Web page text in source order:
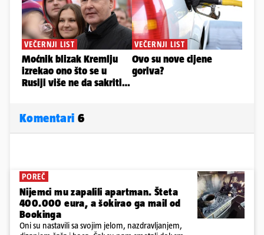
Komentari 6
POREČ
Nijemci mu zapalili apartman. Šteta
400.000 eura, a šokirao ga mail od
Bookinga
Oni su nastavili sa svojim jelom, nazdravljanjem,